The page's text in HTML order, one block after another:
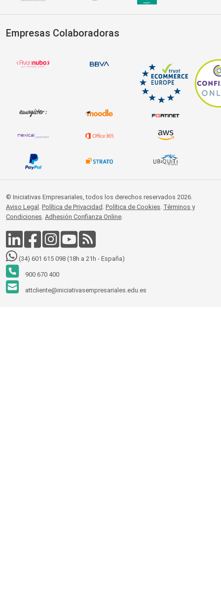
Empresas Colaboradoras
© Iniciativas Empresariales, todos los derechos reservados 2026.
Aviso Legal . Política de Privacidad . Política de Cookies. Términos y
Condiciones. Adhesión Confianza Online.
(34) 601 615 098 (18h a 21h - España)
900 670 400
attcliente@iniciativasempresariales.edu.es